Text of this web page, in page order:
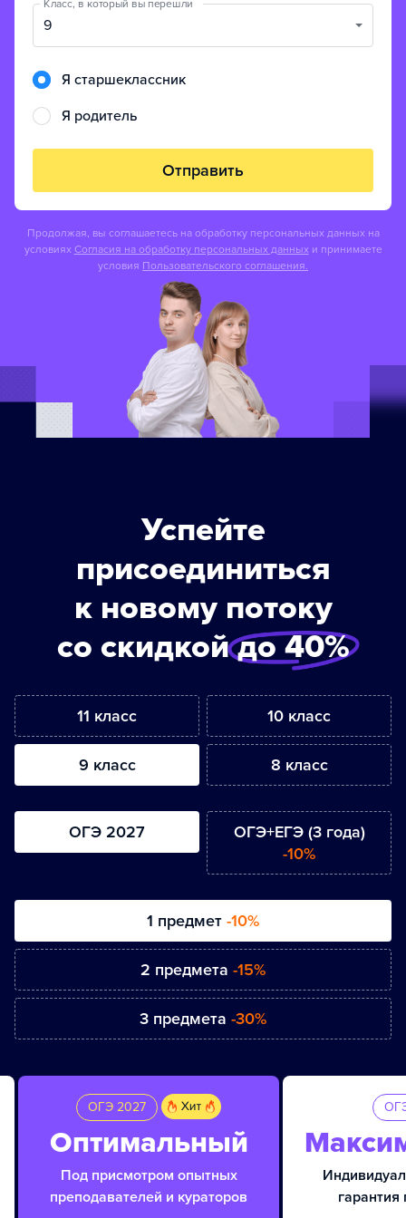
Класс, в который вы перешли
9
Я старшеклассник
Я родитель
Отправить
Продолжая, вы соглашаетесь на обработку персональных данных на
условиях Согласия на обработку персональных данных и принимаете
условия Пользовательского соглашения.
Успейте
присоединиться
к новому потоку
со скидкойдо 40%
11 класс 10 класс
9 класс 8 класс
ОГЭ 2027
ОГЭ+ЕГЭ (3 года)
-10%
1 предмет -10%
2 предмета -15%
3 предмета -30%
ОГЭ 2027
Оптимальный
Под присмотром опытных
преподавателей и кураторов
гарантия